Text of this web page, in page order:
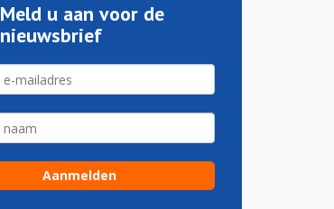
Meld u aan voor de
nieuwsbrief